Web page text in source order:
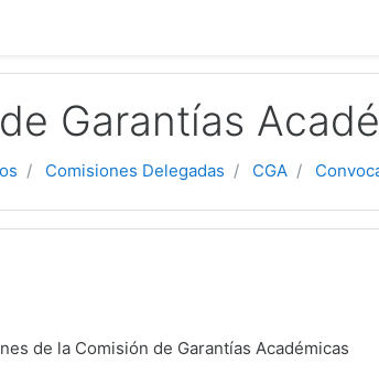
Garantías
Comisiones Delegadas CGA
de la Comisión de Garantías Académicas